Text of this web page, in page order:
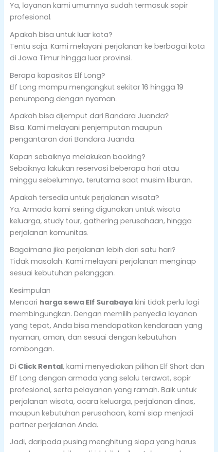
Ya, layanan kami umumnya sudah termasuk sopir
profesional.
Apakah bisa untuk luar kota?
Tentu saja. Kami melayani perjalanan ke berbagai kota
di Jawa Timur hingga luar provinsi.
Berapa kapasitas Elf Long?
Elf Long mampu mengangkut sekitar 16 hingga 19
penumpang dengan nyaman.
Apakah bisa dijemput dari Bandara Juanda?
Bisa. Kami melayani penjemputan maupun
pengantaran dari Bandara Juanda.
Kapan sebaiknya melakukan booking?
Sebaiknya lakukan reservasi beberapa hari atau
minggu sebelumnya, terutama saat musim liburan.
Apakah tersedia untuk perjalanan wisata?
Ya. Armada kami sering digunakan untuk wisata
keluarga, study tour, gathering perusahaan, hingga
perjalanan komunitas.
Bagaimana jika perjalanan lebih dari satu hari?
Tidak masalah. Kami melayani perjalanan menginap
sesuai kebutuhan pelanggan.
Kesimpulan
Mencari harga sewa Elf Surabayakini tidak perlu lagi
membingungkan. Dengan memilih penyedia layanan
yang tepat, Anda bisa mendapatkan kendaraan yang
nyaman, aman, dan sesuai dengan kebutuhan
rombongan.
Di Click Rental, kami menyediakan pilihan Elf Short dan
Elf Long dengan armada yang selalu terawat, sopir
profesional, serta pelayanan yang ramah. Baik untuk
perjalanan wisata, acara keluarga, perjalanan dinas,
maupun kebutuhan perusahaan, kami siap menjadi
partner perjalanan Anda.
Jadi, daripada pusing menghitung siapa yang harus